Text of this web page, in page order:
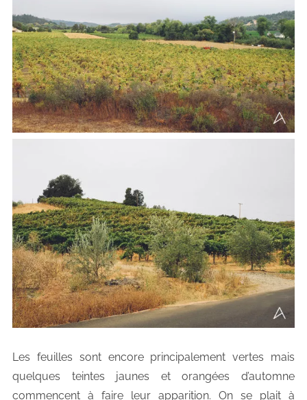
Les feuilles sont encore principalement vertes mais
quelques teintes jaunes et orangées d’automne
commencent à faire leur apparition. On se plait à